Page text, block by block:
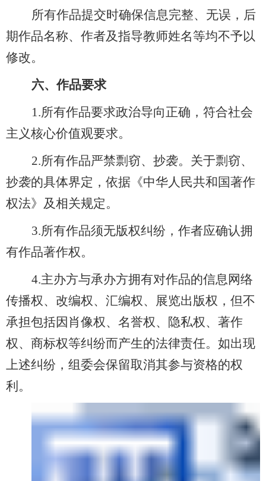
所有作品提交时确保信息完整、无误，后
期作品名称、作者及指导教师姓名等均不予以
修改。
六、作品要求
1.所有作品要求政治导向正确，符合社会
主义核心价值观要求。
2.所有作品严禁剽窃、抄袭。关于剽窃、
抄袭的具体界定，依据《中华人民共和国著作
权法》及相关规定。
3.所有作品须无版权纠纷，作者应确认拥
有作品著作权。
4.主办方与承办方拥有对作品的信息网络
传播权、改编权、汇编权、展览出版权，但不
承担包括因肖像权、名誉权、隐私权、著作
权、商标权等纠纷而产生的法律责任。如出现
上述纠纷，组委会保留取消其参与资格的权
利。